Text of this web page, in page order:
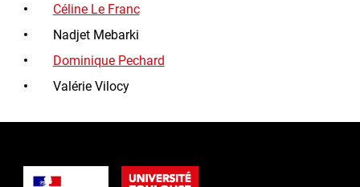
Céline Le Franc
Nadjet Mebarki
Dominique Pechard
Valérie Vilocy